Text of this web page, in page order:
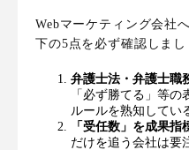
Webマーケティング会社
下の5点を必ず確認しまし
弁護士法・弁護士職
「必ず勝てる」等
ルールを熟知してい
「受任数」を成果指
だけを追う会社は要